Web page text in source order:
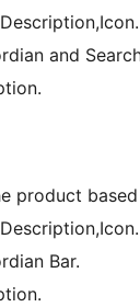
and
product
Bar.